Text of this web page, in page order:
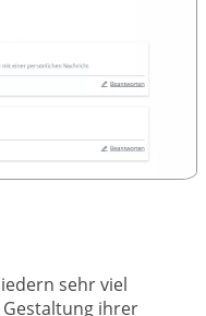
sehr viel
ihrer